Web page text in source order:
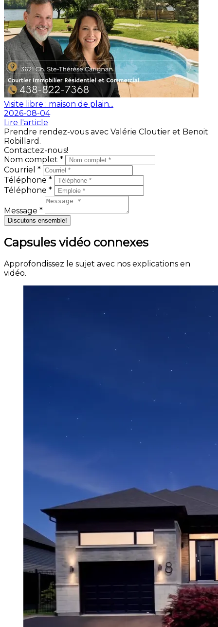
Visite libre : maison de plain...
2026-08-04
Lire l'article
Prendre rendez-vous avec Valérie Cloutier et Benoit
Robillard.
Contactez-nous!
Nom complet *
Courriel *
Téléphone *
Téléphone *
Message *
Discutons ensemble!
Capsules vidéo connexes
Approfondissez le sujet avec nos explications en
vidéo.